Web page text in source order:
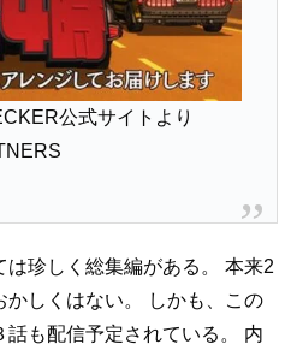
公式サイトより
珍しく総集編がある。
本来2
しくはない。
しかも、この
も配信予定されている。
内